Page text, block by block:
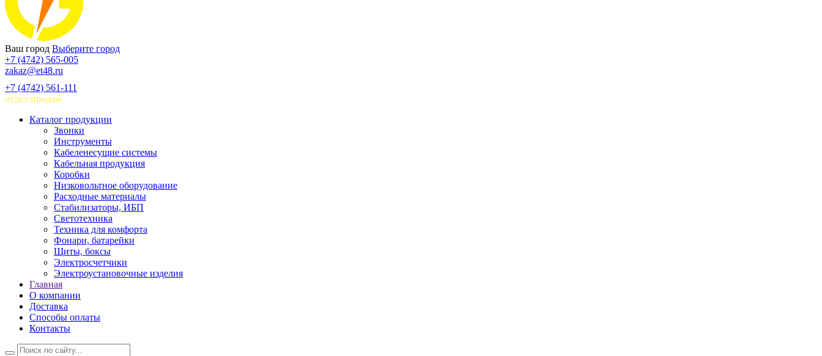
Ваш город Выберите город
+7 (4742) 565-005
zakaz@et48.ru
+7 (4742) 561-111
отдел продаж
Каталог продукции
Звонки
Инструменты
Кабеленесущие системы
Кабельная продукция
Коробки
Низковольтное оборудование
Расходные материалы
Стабилизаторы, ИБП
Светотехника
Техника для комфорта
Фонари, батарейки
Щиты, боксы
Электросчетчики
Электроустановочные изделия
Главная
О компании
Доставка
Способы оплаты
Контакты